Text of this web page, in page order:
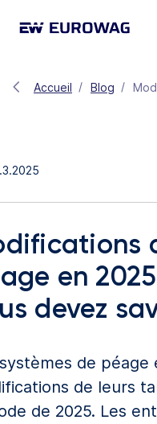
Accueil Blog
en
devez
de
de leurs
de 2025. Les